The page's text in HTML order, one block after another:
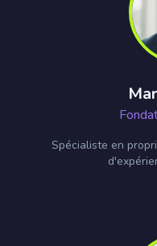
Spécialiste en